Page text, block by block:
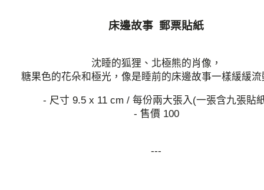
床邊故事 郵票貼紙
沈睡的狐狸、北極熊的肖像，
糖果色的花朵和極光，像是睡前的床邊故事一樣緩緩流
- 尺寸 9.5 x 11 cm / 每份兩大張入(一張含九張貼
- 售價 100
---